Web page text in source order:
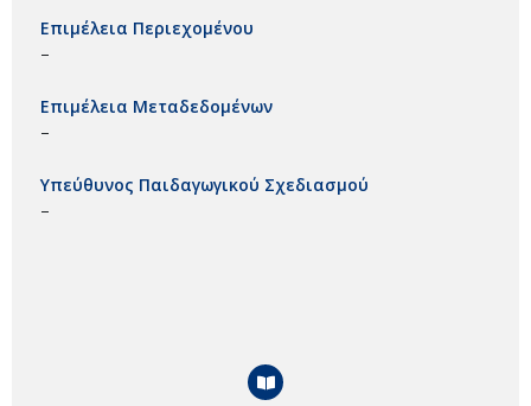
Επιμέλεια Περιεχομένου
–
Επιμέλεια Μεταδεδομένων
–
Υπεύθυνος Παιδαγωγικού Σχεδιασμού
–